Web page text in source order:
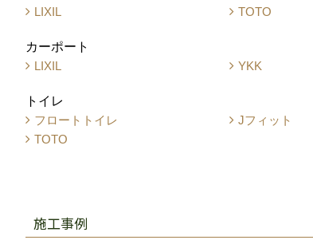
LIXIL
TOTO
カーポート
LIXIL
YKK
トイレ
フロートトイレ
Jフィット
TOTO
施工事例